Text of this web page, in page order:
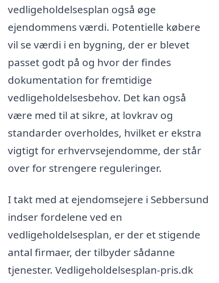
vedligeholdelsesplan også øge
ejendommens værdi. Potentielle købere
vil se værdi i en bygning, der er blevet
passet godt på og hvor der findes
dokumentation for fremtidige
vedligeholdelsesbehov. Det kan også
være med til at sikre, at lovkrav og
standarder overholdes, hvilket er ekstra
vigtigt for erhvervsejendomme, der står
over for strengere reguleringer.
I takt med at ejendomsejere i Sebbersund
indser fordelene ved en
vedligeholdelsesplan, er der et stigende
antal firmaer, der tilbyder sådanne
tjenester. Vedligeholdelsesplan-pris.dk